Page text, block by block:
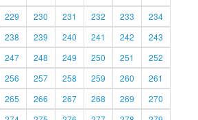
229 230 231 232 233
234
238 239 240 241 242
243
247 248 249 250 251
252
256 257 258 259 260
261
265 266 267 268 269
270